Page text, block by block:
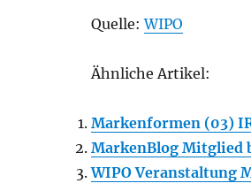
Quelle:WIPO
Ähnliche Artikel:
Markenformen (03)
MarkenBlog Mitglied
WIPO Veranstaltung